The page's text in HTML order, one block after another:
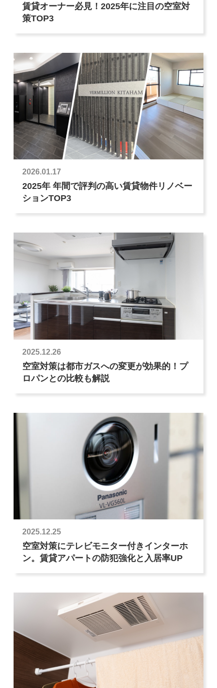
賃貸オーナー必見！2025年に注目の空室対
策TOP3
2026.01.17
2025年 年間で評判の高い賃貸物件リノベー
ションTOP3
2025.12.26
空室対策は都市ガスへの変更が効果的！プ
ロパンとの比較も解説
2025.12.25
空室対策にテレビモニター付きインターホ
ン。賃貸アパートの防犯強化と入居率UP